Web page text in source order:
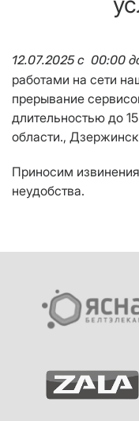
12.07.2025 с 00:00
работами на сети
прерывание
длительностью до
области.,
Приносим
неудобства.